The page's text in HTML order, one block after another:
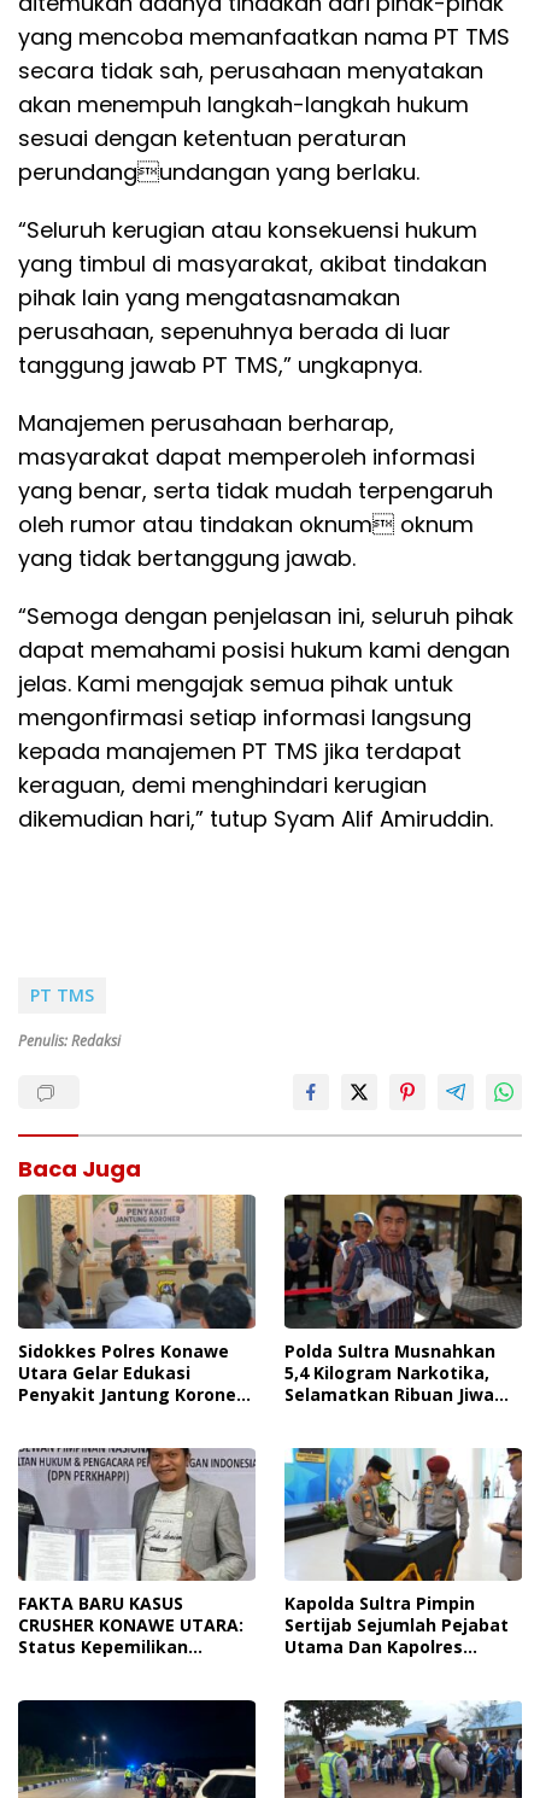
yang mencoba memanfaatkan nama PT TMS
secara tidak sah, perusahaan menyatakan
akan menempuh langkah-langkah hukum
sesuai dengan ketentuan peraturan
perundangundangan yang berlaku.
“Seluruh kerugian atau konsekuensi hukum
yang timbul di masyarakat, akibat tindakan
pihak lain yang mengatasnamakan
perusahaan, sepenuhnya berada di luar
tanggung jawab PT TMS,” ungkapnya.
Manajemen perusahaan berharap,
masyarakat dapat memperoleh informasi
yang benar, serta tidak mudah terpengaruh
oleh rumor atau tindakan oknum oknum
yang tidak bertanggung jawab.
“Semoga dengan penjelasan ini, seluruh pihak
dapat memahami posisi hukum kami dengan
jelas. Kami mengajak semua pihak untuk
mengonfirmasi setiap informasi langsung
kepada manajemen PT TMS jika terdapat
keraguan, demi menghindari kerugian
dikemudian hari,” tutup Syam Alif Amiruddin.
PT TMS
Penulis: Redaksi
Baca Juga
Sidokkes Polres Konawe
Utara Gelar Edukasi
Penyakit Jantung Koroner,
Hidup Sehat
Polda Sultra Musnahkan
5,4 Kilogram Narkotika,
Selamatkan Ribuan Jiwa
FAKTA BARU KASUS
CRUSHER KONAWE UTARA:
Status Kepemilikan
Tersangka Dr. Ruksamin
Dinilai Prematur
Kapolda Sultra Pimpin
Sertijab Sejumlah Pejabat
Utama Dan Kapolres
Kepulauan